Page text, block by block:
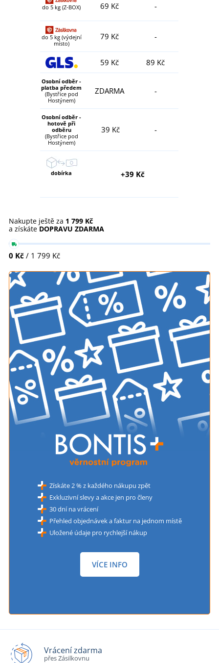
do 5 kg (Z-BOX) 69 Kč -
do 5 kg (výdejní
místo)
79 Kč -
59 Kč 89 Kč
Osobní odběr -
platba předem
(Bystřice pod
Hostýnem)
ZDARMA -
Osobní odběr -
hotově při
odběru
(Bystřice pod
Hostýnem)
39 Kč -
dobírka +39 Kč
Nakupte ještě za 1 799 Kč
a získáte DOPRAVU ZDARMA
0 Kč / 1 799 Kč
Získáte 2 % z každého nákupu zpět
Exkluzivní slevy a akce jen pro členy
30 dní na vrácení
Přehled objednávek a faktur na jednom místě
Uložené údaje pro rychlejší nákup
VÍCE INFO
Vrácení zdarma
přes Zásilkovnu